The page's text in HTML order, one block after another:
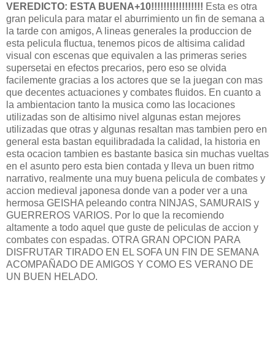
VEREDICTO: ESTA BUENA+10!!!!!!!!!!!!!!!!! Esta es otra
gran pelicula para matar el aburrimiento un fin de semana a
la tarde con amigos, A lineas generales la produccion de
esta pelicula fluctua, tenemos picos de altisima calidad
visual con escenas que equivalen a las primeras series
supersetai en efectos precarios, pero eso se olvida
facilemente gracias a los actores que se la juegan con mas
que decentes actuaciones y combates fluidos. En cuanto a
la ambientacion tanto la musica como las locaciones
utilizadas son de altisimo nivel algunas estan mejores
utilizadas que otras y algunas resaltan mas tambien pero en
general esta bastan equilibradada la calidad, la historia en
esta ocacion tambien es bastante basica sin muchas vueltas
en el asunto pero esta bien contada y lleva un buen ritmo
narrativo, realmente una muy buena pelicula de combates y
accion medieval japonesa donde van a poder ver a una
hermosa GEISHA peleando contra NINJAS, SAMURAIS y
GUERREROS VARIOS. Por lo que la recomiendo
altamente a todo aquel que guste de peliculas de accion y
combates con espadas. OTRA GRAN OPCION PARA
DISFRUTAR TIRADO EN EL SOFA UN FIN DE SEMANA
ACOMPAÑADO DE AMIGOS Y COMO ES VERANO DE
UN BUEN HELADO.